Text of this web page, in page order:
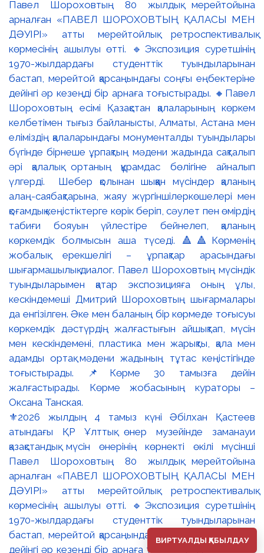
⚜️2026 жылдың 4 тамыз күні Әбілхан Қастеев
атындағы ҚР Ұлттық өнер музейінде заманауи
қазақстандық мүсін өнерінің көрнекті өкілі мүсінші
Павел Шороховтың 80 жылдық мерейтойына
арналған «ПАВЕЛ ШОРОХОВТЫҢ ҚАЛАСЫ МЕН
ДӘУІРІ» атты мерейтойлық ретроспективалық
көрмесінің ашылуы өтті. 🔹Экспозиция суретшінің
1970-жылдардағы студенттік туындыларынан
бастап, мерейтой қарсаңындағы соңғы еңбектеріне
дейінгі әр кезеңді бір арнаға тоғыстырады. 🔸Павел
ВИРТУАЛДЫ ҚАБЫЛДАУ